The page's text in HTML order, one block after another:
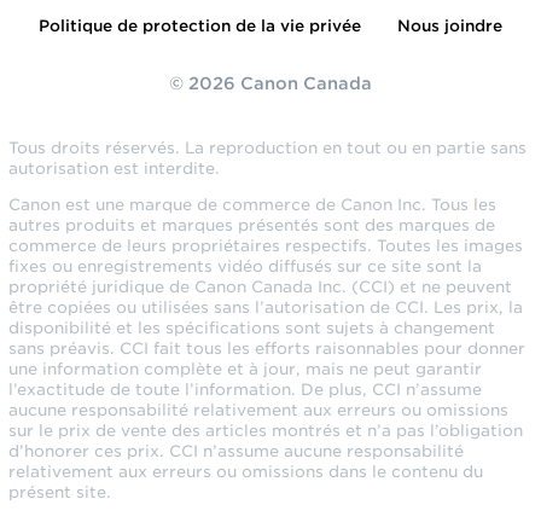
Politique de protection de la vie privée Nous joindre
© 2026 Canon Canada
Tous droits réservés. La reproduction en tout ou en partie sans
autorisation est interdite.
Canon est une marque de commerce de Canon Inc. Tous les
autres produits et marques présentés sont des marques de
commerce de leurs propriétaires respectifs. Toutes les images
fixes ou enregistrements vidéo diffusés sur ce site sont la
propriété juridique de Canon Canada Inc. (CCI) et ne peuvent
être copiées ou utilisées sans l’autorisation de CCI. Les prix, la
disponibilité et les spécifications sont sujets à changement
sans préavis. CCI fait tous les efforts raisonnables pour donner
une information complète et à jour, mais ne peut garantir
l’exactitude de toute l’information. De plus, CCI n’assume
aucune responsabilité relativement aux erreurs ou omissions
sur le prix de vente des articles montrés et n’a pas l’obligation
d’honorer ces prix. CCI n’assume aucune responsabilité
relativement aux erreurs ou omissions dans le contenu du
présent site.